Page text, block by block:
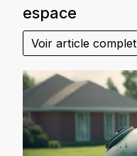
espace
Voir article complet